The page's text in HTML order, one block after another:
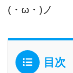
(・ω・)ノ
目次